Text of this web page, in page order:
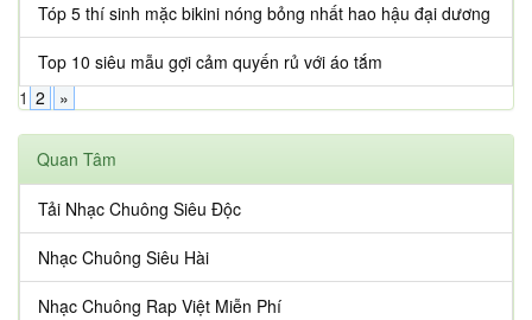
Tóp 5 thí sinh mặc bikini nóng bỏng nhất hao hậu đại dương
Top 10 siêu mẫu gợi cảm quyến rủ với áo tắm
1 2 »
Quan Tâm
Tải Nhạc Chuông Siêu Độc
Nhạc Chuông Siêu Hài
Nhạc Chuông Rap Việt Miễn Phí